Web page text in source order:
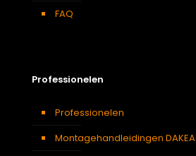
FAQ
Professionelen
Professionelen
Montagehandleidingen DAKEA